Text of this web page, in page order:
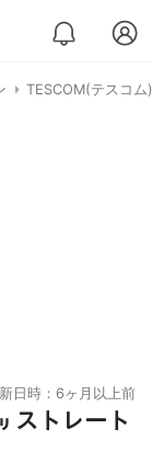
TESCOM(テスコ
日時：6ヶ月以上前
ストレート